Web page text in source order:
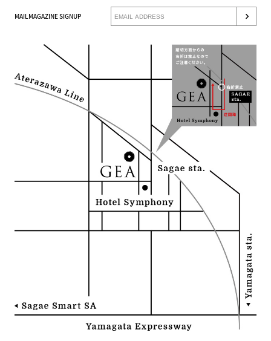
MAILMAGAZINE SIGNUP